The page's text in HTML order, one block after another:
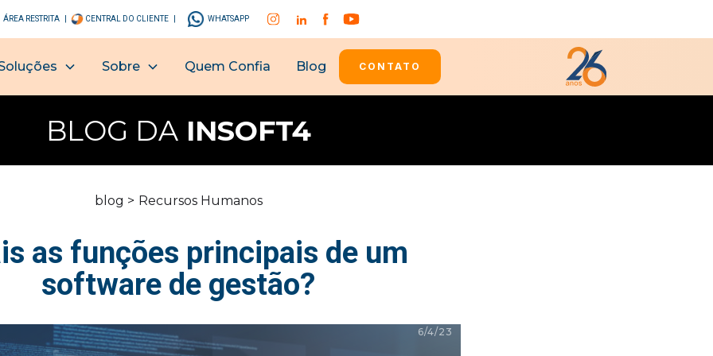
ÁREA RESTRITA | CENTRAL DO CLIENTE | WHATSAPP
Sobre Quem Confia Blog CONTATO
BLOG DAINSOFT4
blog > Recursos Humanos
as funções principais de um
software de gestão?
6/4/23